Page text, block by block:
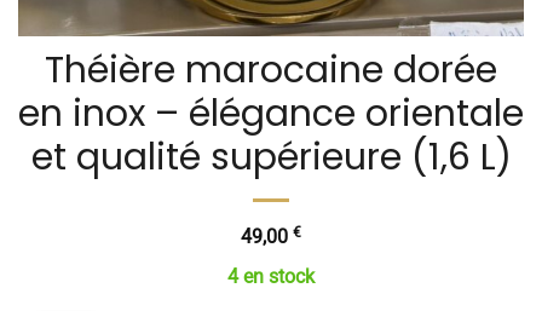
Théière marocaine dorée
en inox – élégance orientale
et qualité supérieure (1,6 L)
49,00 €
4 en stock